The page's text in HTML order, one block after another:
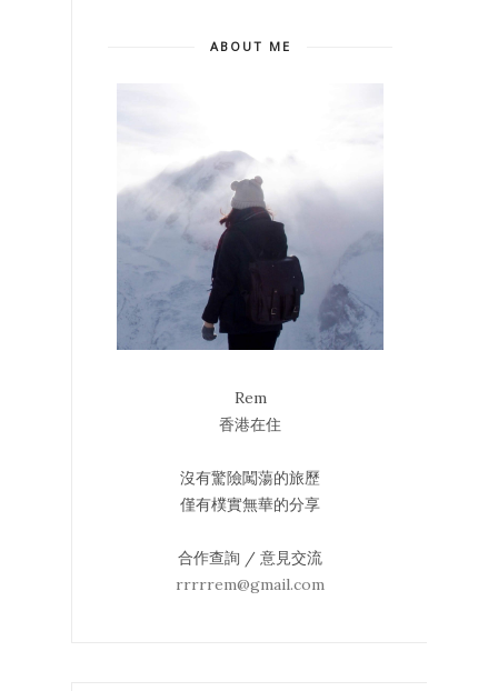
ABOUT ME
Rem
香港在住
沒有驚險闖蕩的旅歷
僅有樸實無華的分享
合作查詢 / 意見交流
rrrrrem@gmail.com